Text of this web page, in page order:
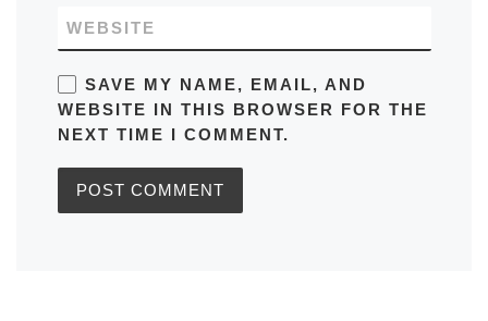
WEBSITE
SAVE MY NAME, EMAIL, AND
WEBSITE IN THIS BROWSER FOR THE
NEXT TIME I COMMENT.